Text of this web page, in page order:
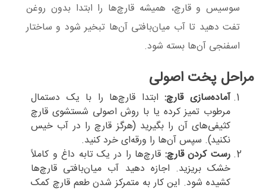
سوسیس و قارچ، همیشه قارچ‌ها را ابتدا بدون روغن
تفت دهید تا آب میان‌بافتی آن‌ها تبخیر شود و ساختار
اسفنجی آن‌ها بسته شود.
مراحل پخت اصولی
آماده‌سازی قارچ:ابتدا قارچ‌ها را با یک دستمال
مرطوب تمیز کرده یا با روش اصولی شستشوی قارچ
کثیفی‌های آن را بگیرید (هرگز قارچ را در آب خیس
نکنید). سپس آن‌ها را ورقه‌ای خرد کنید.
رست کردن قارچ: قارچ‌ها را در یک تابه داغ و کاملاً
خشک بریزید. اجازه دهید آب میان‌بافتی قارچ‌ها
کشیده شود. این کار به متمرکز شدن طعم قارچ کمک